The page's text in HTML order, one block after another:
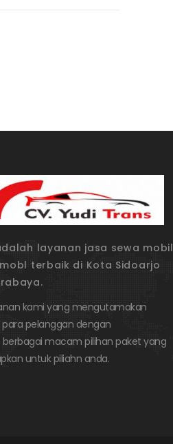
layanan jasa sewa mobil
terbaik di Kota Sidoarjo
kami yang mengutamakan
pelanggan dengan
macam pilihan paket yang
untuk piliahn anda.